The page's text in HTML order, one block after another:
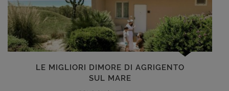
LE MIGLIORI DIMORE DI AGRIGENTO
SUL MARE